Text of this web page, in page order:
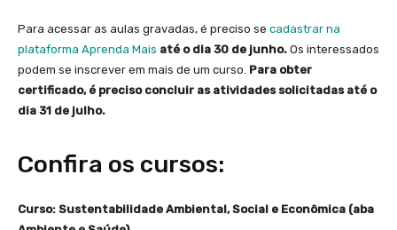
Para acessar as aulas gravadas, é preciso se cadastrar na
plataforma Aprenda Mais até o dia 30 de junho. Os interessados
podem se inscrever em mais de um curso. Para obter
certificado, é preciso concluir as atividades solicitadas até o
dia 31 de julho.
Confira os cursos:
Curso: Sustentabilidade Ambiental, Social e Econômica (aba